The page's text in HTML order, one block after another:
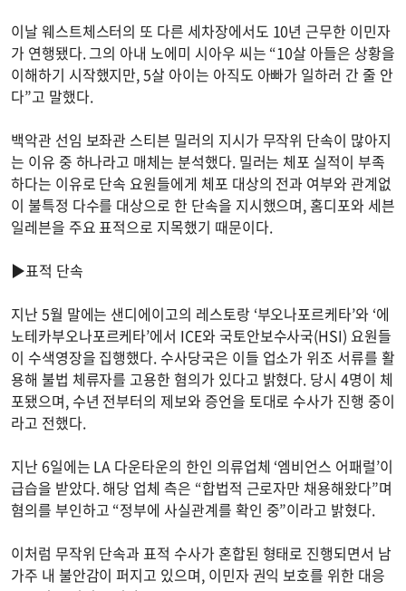
이날 웨스트체스터의 또 다른 세차장에서도 10년 근무한 이민자
가 연행됐다. 그의 아내 노에미 시아우 씨는 “10살 아들은 상황을
이해하기 시작했지만, 5살 아이는 아직도 아빠가 일하러 간 줄 안
다”고 말했다.
백악관 선임 보좌관 스티븐 밀러의 지시가 무작위 단속이 많아지
는 이유 중 하나라고 매체는 분석했다. 밀러는 체포 실적이 부족
하다는 이유로 단속 요원들에게 체포 대상의 전과 여부와 관계없
이 불특정 다수를 대상으로 한 단속을 지시했으며, 홈디포와 세븐
일레븐을 주요 표적으로 지목했기 때문이다.
▶표적 단속
지난 5월 말에는 샌디에이고의 레스토랑 ‘부오나포르케타’와 ‘에
노테카부오나포르케타’에서 ICE와 국토안보수사국(HSI) 요원들
이 수색영장을 집행했다. 수사당국은 이들 업소가 위조 서류를 활
용해 불법 체류자를 고용한 혐의가 있다고 밝혔다. 당시 4명이 체
포됐으며, 수년 전부터의 제보와 증언을 토대로 수사가 진행 중이
라고 전했다.
지난 6일에는 LA 다운타운의 한인 의류업체 ‘엠비언스 어패럴’이
급습을 받았다. 해당 업체 측은 “합법적 근로자만 채용해왔다”며
혐의를 부인하고 “정부에 사실관계를 확인 중”이라고 밝혔다.
이처럼 무작위 단속과 표적 수사가 혼합된 형태로 진행되면서 남
가주 내 불안감이 퍼지고 있으며, 이민자 권익 보호를 위한 대응